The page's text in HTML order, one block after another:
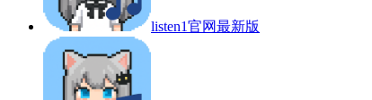
listen1官网最新版